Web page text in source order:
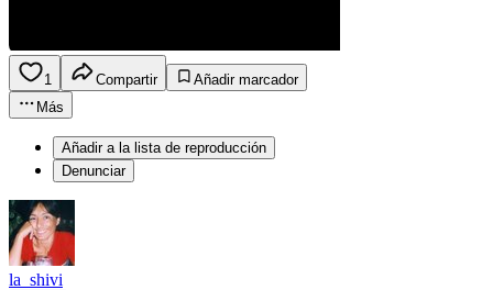
1 Compartir
Añadir marcador
Más
Añadir a la lista de reproducción
Denunciar
la_shivi